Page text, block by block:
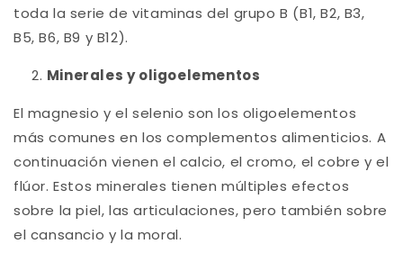
toda la serie de vitaminas del grupo B (B1, B2, B3,
B5, B6, B9 y B12).
Minerales y oligoelementos
El magnesio y el selenio son los oligoelementos
más comunes en los complementos alimenticios. A
continuación vienen el calcio, el cromo, el cobre y el
flúor. Estos minerales tienen múltiples efectos
sobre la piel, las articulaciones, pero también sobre
el cansancio y la moral.